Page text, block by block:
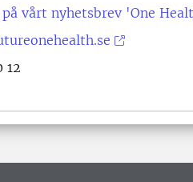
vårt nyhetsbrev 'One
12